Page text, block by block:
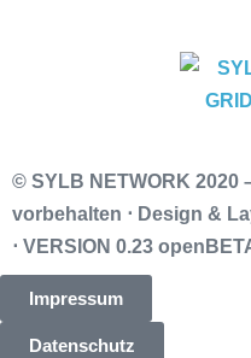
© SYLB NETWORK 2020
vorbehalten ⋅ Design &
⋅ VERSION 0.23
Impressum
Datenschutz